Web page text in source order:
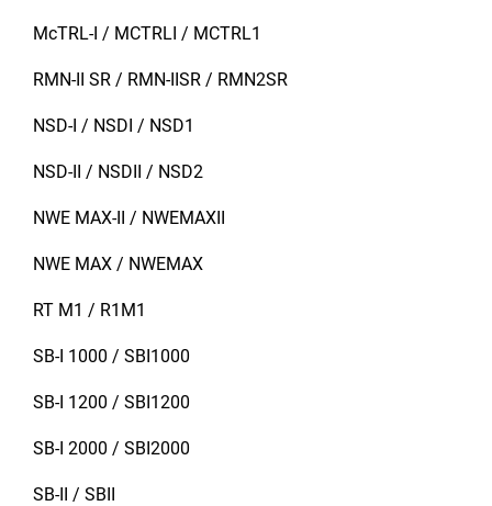
McTRL-I / MCTRLI / MCTRL1
RMN-II SR / RMN-IISR / RMN2SR
NSD-I / NSDI / NSD1
NSD-II / NSDII / NSD2
NWE MAX-II / NWEMAXII
NWE MAX / NWEMAX
RT M1 / R1M1
SB-I 1000 / SBI1000
SB-I 1200 / SBI1200
SB-I 2000 / SBI2000
SB-II / SBII